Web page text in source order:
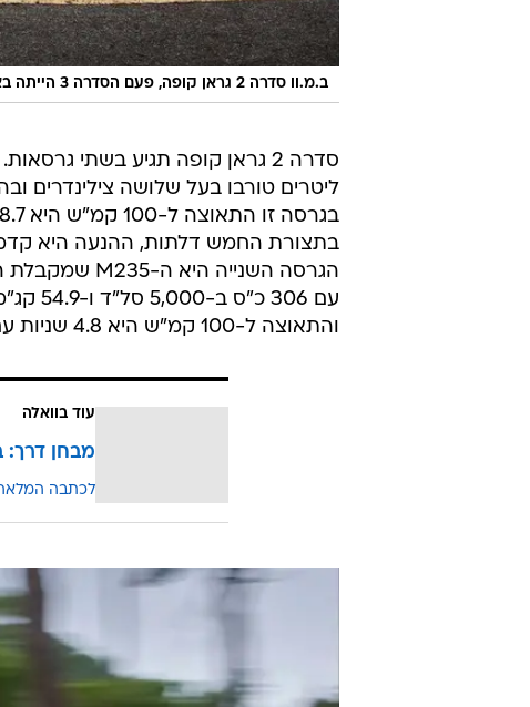
ב.מ.וו סדרה 2 גראן קופה, פעם הסדרה 3 הייתה באורך הזה
והתאוצה ל-100 קמ"ש היא 4.8 שניות עם מהירות מירבית של 250 קמ"ש.
עוד בוואלה
מבחן דרך:
לכתבה